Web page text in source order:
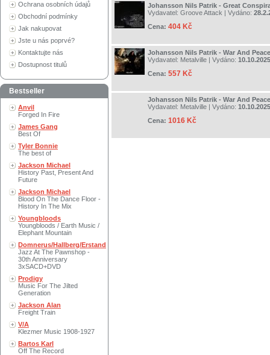
Ochrana osobních údajů
Obchodní podmínky
Jak nakupovat
Jste u nás poprvé?
Kontaktujte nás
Dostupnost titulů
Bestseller
Anvil
Forged In Fire
James Gang
Best Of
Tyler Bonnie
The best of
Jackson Michael
History Past, Present And
Future
Jackson Michael
Blood On The Dance Floor -
History In The Mix
Youngbloods
Youngbloods / Earth Music /
Elephant Mountain
Domnerus/Hallberg/Erstand
Jazz At The Pawnshop -
30th Anniversary
3xSACD+DVD
Prodigy
Music For The Jilted
Generation
Jackson Alan
Freight Train
V/A
Klezmer Music 1908-1927
Bartos Karl
Off The Record
Johansson Nils Patrik - Great
Vydavatel: Groove Attack | Vydáno:
Cena: 404 Kč
Johansson Nils Patrik - War And Peace
Vydavatel: Metalville | Vydáno: 10.10.2025
Cena: 557 Kč
Johansson Nils Patrik - War And Peace
Vydavatel: Metalville | Vydáno: 10.10.2025
Cena: 1016 Kč